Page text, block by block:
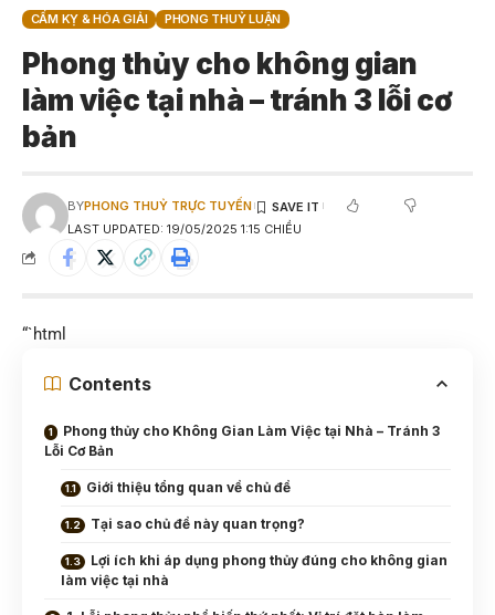
CẤM KỴ & HÓA GIẢI PHONG THUỶ LUẬN
Phong thủy cho không gian
làm việc tại nhà – tránh 3 lỗi cơ
bản
LAST UPDATED: 19/05/2025 1:15 CHIỀU
BYPHONG THUỶ TRỰC TUYẾN
“`html
Contents
Phong thủy cho Không Gian Làm Việc tại Nhà – Tránh 3
Lỗi Cơ Bản
Giới thiệu tổng quan về chủ đề
Tại sao chủ đề này quan trọng?
Lợi ích khi áp dụng phong thủy đúng cho không gian
làm việc tại nhà